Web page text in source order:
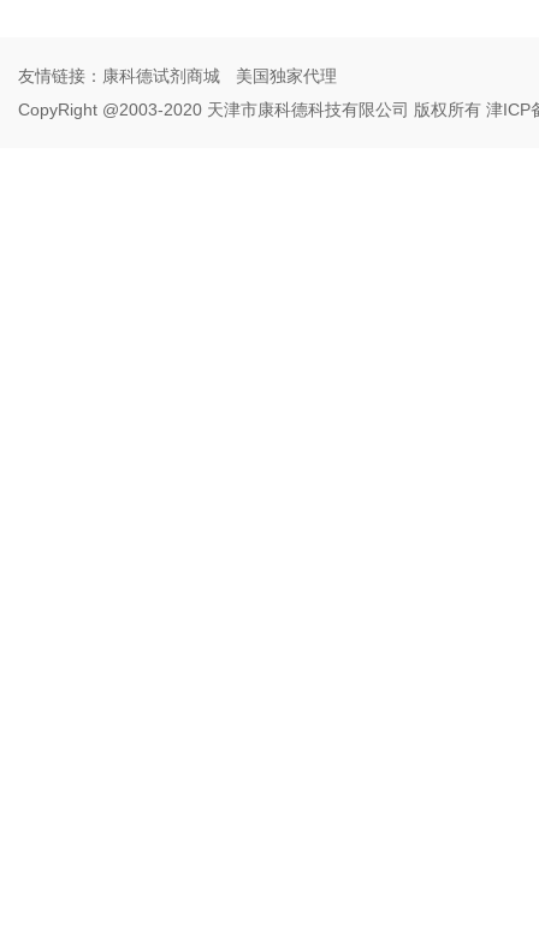
友情链接： 康科德试剂商城
美国独家代理
CopyRight @2003-2020 天津市康科德科技有限公司 版权所有 津ICP